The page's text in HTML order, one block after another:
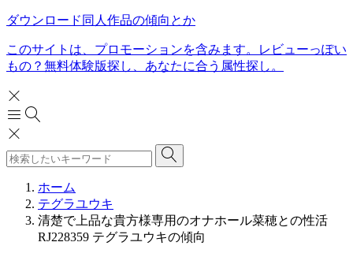
ダウンロード同人作品の傾向とか
このサイトは、プロモーションを含みます。レビューっぽい
もの？無料体験版探し、あなたに合う属性探し。
ホーム
テグラユウキ
清楚で上品な貴方様専用のオナホール菜穂との性活
RJ228359 テグラユウキの傾向